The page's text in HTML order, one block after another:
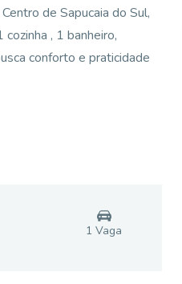
de Sapucaia do Sul,
, 1 banheiro,
conforto e praticidade
1 Vaga